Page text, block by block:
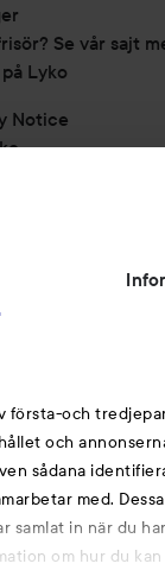
och
och
sådana
med.
samlat in när du
om hur du
Se vår sajt
Lyko
Notice
Edwards
Consent